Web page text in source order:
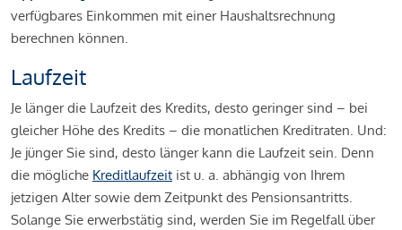
verfügbares Einkommen mit einer Haushaltsrechnung
berechnen können.
Laufzeit
Je länger die Laufzeit des Kredits, desto geringer sind – bei
gleicher Höhe des Kredits – die monatlichen Kreditraten. Und:
Je jünger Sie sind, desto länger kann die Laufzeit sein. Denn
die mögliche Kreditlaufzeit ist u. a. abhängig von Ihrem
jetzigen Alter sowie dem Zeitpunkt des Pensionsantritts.
Solange Sie erwerbstätig sind, werden Sie im Regelfall über